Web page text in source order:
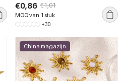
roestvrijstalen doe-het-zelf
hanger
€0,86 €1,01
MOQ van 1 stuk
+30
China magazijn